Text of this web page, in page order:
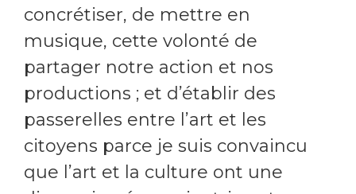
concrétiser, de mettre en
musique, cette volonté de
partager notre action et nos
productions ; et d’établir des
passerelles entre l’art et les
citoyens parce je suis convaincu
que l’art et la culture ont une